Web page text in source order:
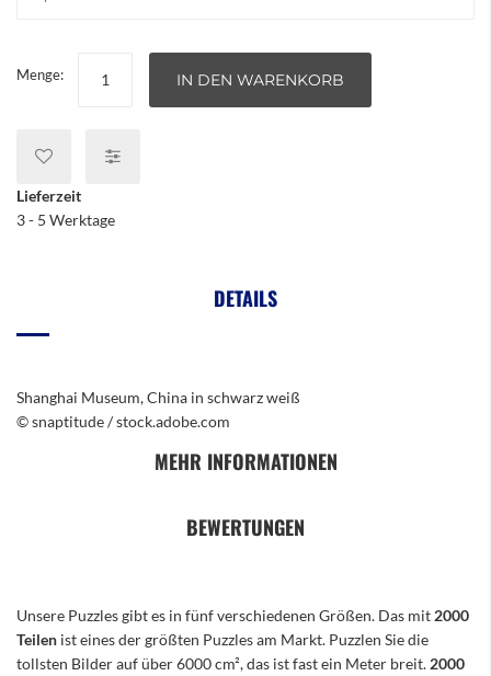
Menge: IN DEN WARENKORB
Lieferzeit
3 - 5 Werktage
DETAILS
Shanghai Museum, China in schwarz weiß
© snaptitude / stock.adobe.com
MEHR INFORMATIONEN
BEWERTUNGEN
Unsere Puzzles gibt es in fünf verschiedenen Größen. Das mit 2000
Teilen ist eines der größten Puzzles am Markt. Puzzlen Sie die
tollsten Bilder auf über 6000 cm², das ist fast ein Meter breit. 2000